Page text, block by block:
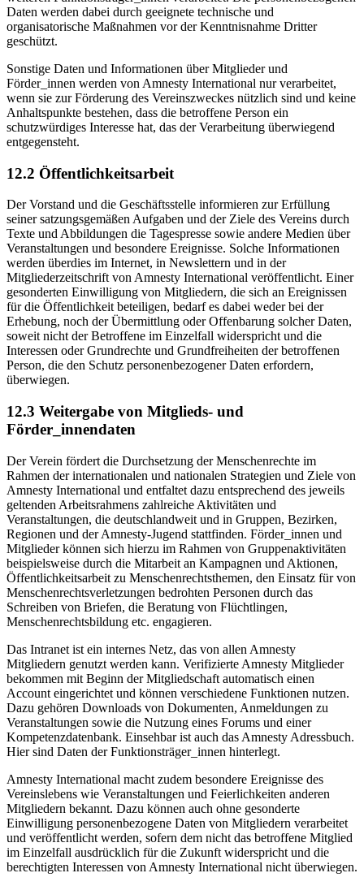
Daten werden dabei durch geeignete technische und
organisatorische Maßnahmen vor der Kenntnisnahme Dritter
geschützt.
Sonstige Daten und Informationen über Mitglieder und
Förder_innen werden von Amnesty International nur verarbeitet,
wenn sie zur Förderung des Vereinszweckes nützlich sind und keine
Anhaltspunkte bestehen, dass die betroffene Person ein
schutzwürdiges Interesse hat, das der Verarbeitung überwiegend
entgegensteht.
12.2 Öffentlichkeitsarbeit
Der Vorstand und die Geschäftsstelle informieren zur Erfüllung
seiner satzungsgemäßen Aufgaben und der Ziele des Vereins durch
Texte und Abbildungen die Tagespresse sowie andere Medien über
Veranstaltungen und besondere Ereignisse. Solche Informationen
werden überdies im Internet, in Newslettern und in der
Mitgliederzeitschrift von Amnesty International veröffentlicht. Einer
gesonderten Einwilligung von Mitgliedern, die sich an Ereignissen
für die Öffentlichkeit beteiligen, bedarf es dabei weder bei der
Erhebung, noch der Übermittlung oder Offenbarung solcher Daten,
soweit nicht der Betroffene im Einzelfall widerspricht und die
Interessen oder Grundrechte und Grundfreiheiten der betroffenen
Person, die den Schutz personenbezogener Daten erfordern,
überwiegen.
12.3 Weitergabe von Mitglieds- und
Förder_innendaten
Der Verein fördert die Durchsetzung der Menschenrechte im
Rahmen der internationalen und nationalen Strategien und Ziele von
Amnesty International und entfaltet dazu entsprechend des jeweils
geltenden Arbeitsrahmens zahlreiche Aktivitäten und
Veranstaltungen, die deutschlandweit und in Gruppen, Bezirken,
Regionen und der Amnesty-Jugend stattfinden. Förder_innen und
Mitglieder können sich hierzu im Rahmen von Gruppenaktivitäten
beispielsweise durch die Mitarbeit an Kampagnen und Aktionen,
Öffentlichkeitsarbeit zu Menschenrechtsthemen, den Einsatz für von
Menschenrechtsverletzungen bedrohten Personen durch das
Schreiben von Briefen, die Beratung von Flüchtlingen,
Menschenrechtsbildung etc. engagieren.
Das Intranet ist ein internes Netz, das von allen Amnesty
Mitgliedern genutzt werden kann. Verifizierte Amnesty Mitglieder
bekommen mit Beginn der Mitgliedschaft automatisch einen
Account eingerichtet und können verschiedene Funktionen nutzen.
Dazu gehören Downloads von Dokumenten, Anmeldungen zu
Veranstaltungen sowie die Nutzung eines Forums und einer
Kompetenzdatenbank. Einsehbar ist auch das Amnesty Adressbuch.
Hier sind Daten der Funktionsträger_innen hinterlegt.
Amnesty International macht zudem besondere Ereignisse des
Vereinslebens wie Veranstaltungen und Feierlichkeiten anderen
Mitgliedern bekannt. Dazu können auch ohne gesonderte
Einwilligung personenbezogene Daten von Mitgliedern verarbeitet
und veröffentlicht werden, sofern dem nicht das betroffene Mitglied
im Einzelfall ausdrücklich für die Zukunft widerspricht und die
berechtigten Interessen von Amnesty International nicht überwiegen.